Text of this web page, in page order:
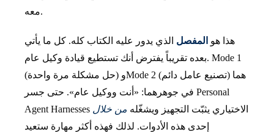
معه.
هذا هو المفصل الذي يدور عليه الكتاب كله. كل ما يأتي
بعده تقريباً يفترض أنك تستطيع قيادة وكيل عام. Mode 1
(حل مشكلة مرة واحدة) وMode 2 (تصنيع عامل دائم) هما
في جوهرهما: «أنت ووكيل عام». حتى جسر Personal
Agent Harnesses الاختياري يثبّت التجهيز ويشغّله من خلال
إحدى هذه الأدوات. لذلك فهذه أكثر مهارة ستعيد